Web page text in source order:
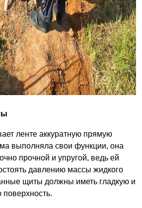
ленте аккуратную прямую
выполняла свои функции, она
прочной и упругой, ведь ей
давлению массы жидкого
щиты должны иметь гладкую и